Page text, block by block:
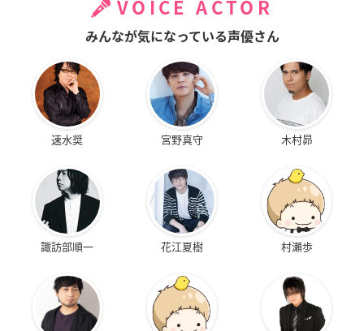
VOICE ACTOR
みんなが気になっている声優さん
速水奨 宮野真守 木村昴
諏訪部順一 花江夏樹 村瀬歩